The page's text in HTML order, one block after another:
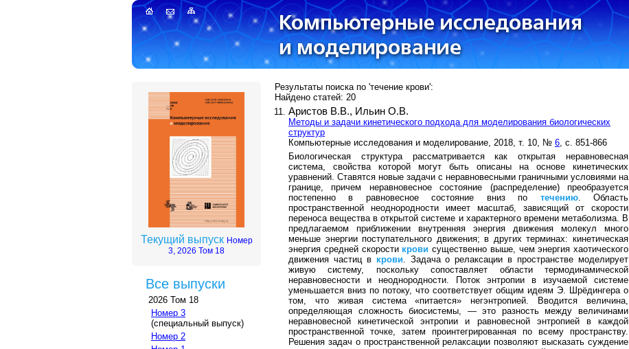
Текущий выпуск Номер
3, 2026 Том 18
Все выпуски
2026 Том 18
Номер 3
(специальный выпуск)
Номер 2
Результаты поиска по 'течение крови':
Найдено статей: 20
Аристов В.В., Ильин О.В.
Методы и задачи кинетического подхода для моделирования биологических
структур
Компьютерные исследования и моделирование, 2018, т. 10, № 6, с. 851-866
Биологическая структура рассматривается как открытая неравновесная
система, свойства которой могут быть описаны на основе кинетических
уравнений. Ставятся новые задачи с неравновесными граничными условиями на
границе, причем неравновесное состояние (распределение) преобразуется
постепенно в равновесное состояние вниз по течению. Область
пространственной неоднородности имеет масштаб, зависящий от скорости
переноса вещества в открытой системе и характерного времени метаболизма. В
предлагаемом приближении внутренняя энергия движения молекул много
меньше энергии поступательного движения; в других терминах: кинетическая
энергия средней скорости крови существенно выше, чем энергия хаотического
движения частиц в крови. Задача о релаксации в пространстве моделирует
живую систему, поскольку сопоставляет области термодинамической
неравновесности и неоднородности. Поток энтропии в изучаемой системе
уменьшается вниз по потоку, что соответствует общим идеям Э. Шрёдингера о
том, что живая система «питается» негэнтропией. Вводится величина,
определяющая сложность биосистемы, — это разность между величинами
неравновесной кинетической энтропии и равновесной энтропией в каждой
пространственной точке, затем проинтегрированная по всему пространству.
Решения задач о пространственной релаксации позволяют высказать суждение